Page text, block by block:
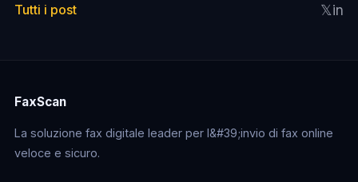
Tutti i post 𝕏in
FaxScan
La soluzione fax digitale leader per l&#39;invio di fax online
veloce e sicuro.